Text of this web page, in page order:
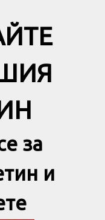
за
и